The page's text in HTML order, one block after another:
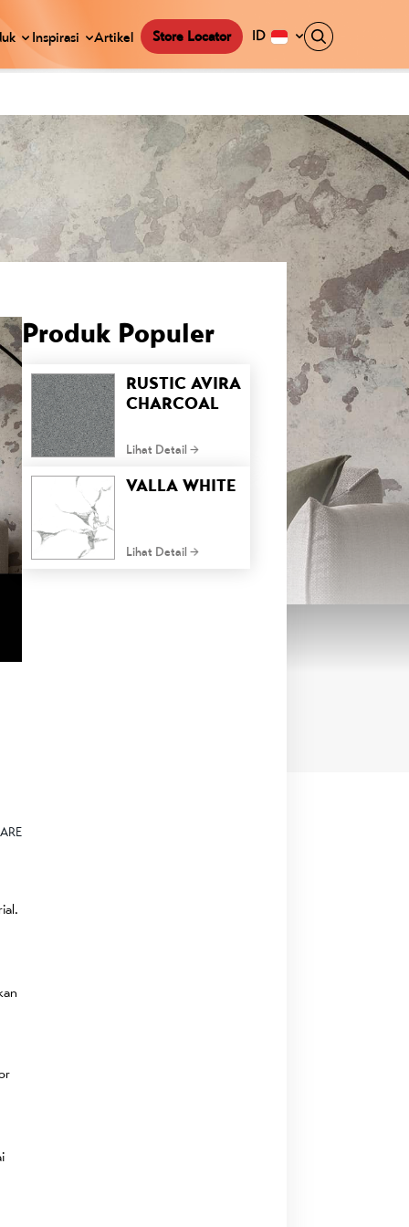
Inspirasi Artikel Store Locator ID
Produk Populer
RUSTIC AVIRA
CHARCOAL
Lihat Detail
VALLA WHITE
Lihat Detail